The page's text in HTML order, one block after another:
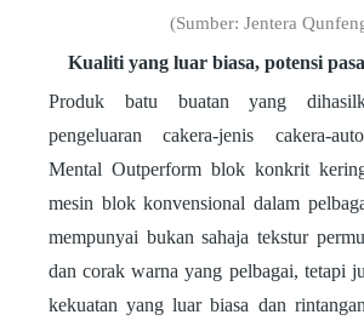
(Sumber: Jentera
Kualiti yang luar biasa, potensi
Produk batu buatan yang
pengeluaran cakera-jenis cakera-
Mental Outperform blok konkrit
mesin blok konvensional dalam
mempunyai bukan sahaja tekstur
dan corak warna yang pelbagai, tetapi
kekuatan yang luar biasa dan